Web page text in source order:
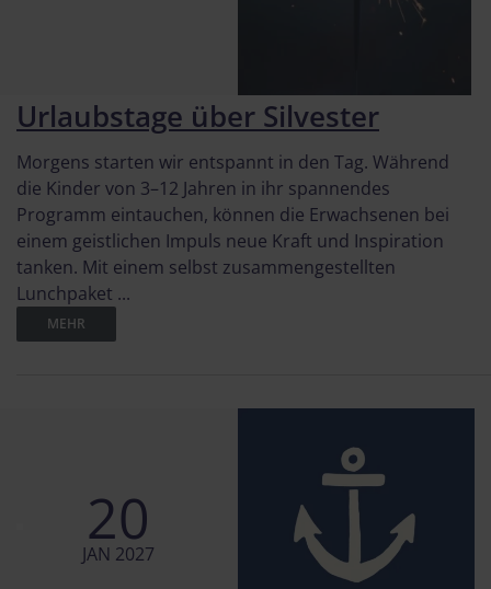
Urlaubstage über Silvester
Morgens starten wir entspannt in den Tag. Während
die Kinder von 3–12 Jahren in ihr spannendes
Programm eintauchen, können die Erwachsenen bei
einem geistlichen Impuls neue Kraft und Inspiration
tanken. Mit einem selbst zusammengestellten
Lunchpaket ...
MEHR
20
JAN 2027